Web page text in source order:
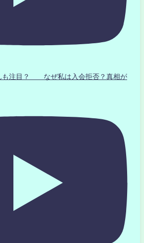
も注目？ なぜ私は入会拒否？真相が